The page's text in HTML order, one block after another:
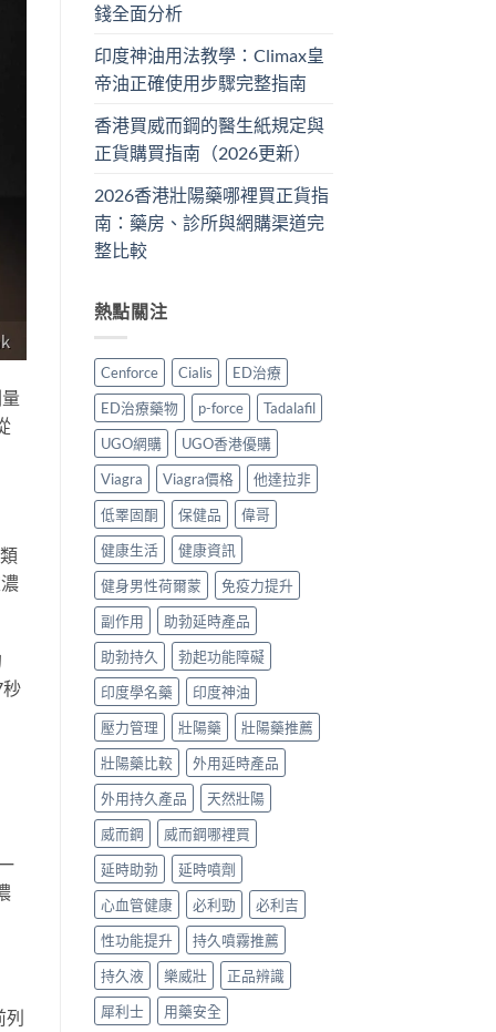
列
錢全面分析
印度神油用法教學：Climax皇
帝油正確使用步驟完整指南
香港買威而鋼的醫生紙規定與
正貨購買指南（2026更新）
2026香港壯陽藥哪裡買正貨指
南：藥房、診所與網購渠道完
整比較
熱點關注
Cenforce Cialis
ED治療
ED治療藥物
p-force
Tadalafil
UGO網購
UGO香港優購
Viagra
Viagra價格
他達拉非
低睪固酮
保健品
偉哥
健康生活
健康資訊
健身男性荷爾蒙
免疫力提升
副作用
助勃延時產品
助勃持久
勃起功能障礙
印度學名藥
印度神油
壓力管理
壯陽藥
壯陽藥推薦
壯陽藥比較
外用延時產品
外用持久產品
天然壯陽
威而鋼
威而鋼哪裡買
延時助勃
延時噴劑
心血管健康
必利勁
必利吉
性功能提升
持久噴霧推薦
持久液
樂威壯
正品辨識
犀利士
用藥安全